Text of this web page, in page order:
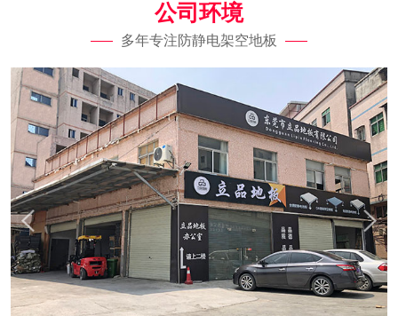
公司环境
多年专注防静电架空地板